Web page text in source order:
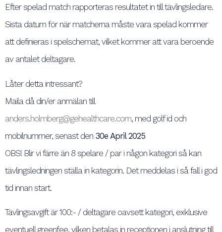
Efter spelad match rapporteras resultatet in till tävlingsledare.
Sista datum för när matcherna måste vara spelad kommer
att definieras i spelschemat, vilket kommer att vara beroende
av antalet deltagare.
Låter detta intressant?
Maila då din/er anmälan till
anders.holmberg@gehealthcare.com, med golf id och
mobilnummer, senast den 30e April 2025
OBS! Blir vi färre än 8 spelare / par i någon kategori så kan
tävlingsledningen ställa in kategorin. Det meddelas i så fall i god
tid innan start.
Tävlingsavgift är 100:- / deltagare oavsett kategori, exklusive
eventuell greenfee, vilken betalas in receptionen i anslutning till